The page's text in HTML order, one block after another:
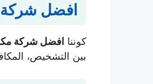
افضل شركة
كوننا افضل شركة
بين التشخيص،